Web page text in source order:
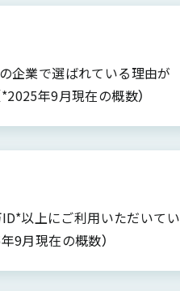
企業で選ばれている理由が
年9月現在の概数）
ID*以上にご利用いただいてい
9月現在の概数）